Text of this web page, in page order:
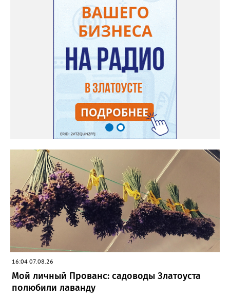
пропадет матовость (станет глянцевым). По срокам опыления
норма зрелости для «Коккоро» - не менее 42 дней от завязи
размером с грецкий орех. Екатерина выяснила у знающих
людей и причину своих неудач – её сеянцы не опылялись, и это
нужно было делать самостоятельно. «Мужской» цветочек для
этого прикладывают к «женскому» - тычинку к пестику. Фото:
Екатерина Громова, специально для «Златоуст.инфо».
Обсуждение новости здесь
ВКОНТАКТЕ https://vk.com/newszlatoust74
16:04 07.08.26
Мой личный Прованс: садоводы Златоуста
полюбили лаванду